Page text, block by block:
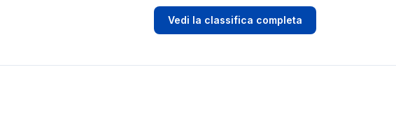
Vedi la classifica completa